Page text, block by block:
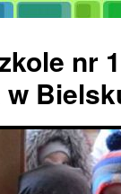
nr
w